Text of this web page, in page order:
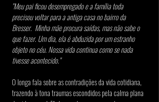
"Meu pai ficou desempregado e a família toda
precisou voltar para a antiga casa no bairro da
Bresser.  Minha mãe procura saídas, mas não sabe o
que fazer. Um dia, ela é abduzida por um estranho
objeto no céu. Nossa vida continua como se nada
tivesse acontecido."
O longa fala sobre as contradições da vida cotidiana,
trazendo à tona traumas escondidos pela calma plana